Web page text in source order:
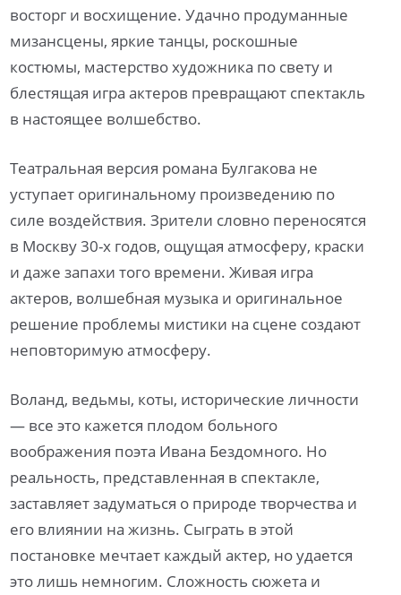
восторг и восхищение. Удачно продуманные
мизансцены, яркие танцы, роскошные
костюмы, мастерство художника по свету и
блестящая игра актеров превращают спектакль
в настоящее волшебство.
Театральная версия романа Булгакова не
уступает оригинальному произведению по
силе воздействия. Зрители словно переносятся
в Москву 30-х годов, ощущая атмосферу, краски
и даже запахи того времени. Живая игра
актеров, волшебная музыка и оригинальное
решение проблемы мистики на сцене создают
неповторимую атмосферу.
Воланд, ведьмы, коты, исторические личности
— все это кажется плодом больного
воображения поэта Ивана Бездомного. Но
реальность, представленная в спектакле,
заставляет задуматься о природе творчества и
его влиянии на жизнь. Сыграть в этой
постановке мечтает каждый актер, но удается
это лишь немногим. Сложность сюжета и